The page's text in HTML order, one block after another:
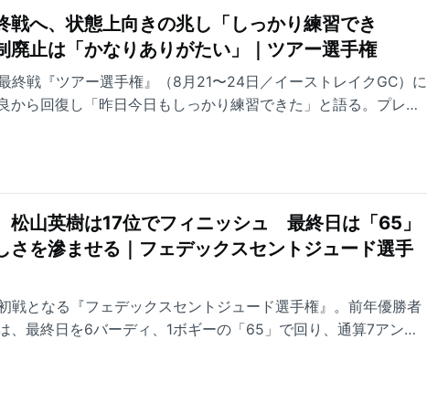
戦へ、状態上向きの兆し「しっかり練習でき
止は「かなりありがたい」｜ツアー選手権
終戦『ツアー選手権』（8月21〜24日／イーストレイクGC）に
から回復し「昨日今日もしっかり練習できた」と語る。プレー
ュード選手権17位タイ、第2戦BMW選手権は26位タイと踏みと
。頂点を見据え、通算11度目のイーストレイクに臨む。
松山英樹は17位でフィニッシュ 最終日は「65」
さを滲ませる｜フェデックスセントジュード選手
戦となる『フェデックスセントジュード選手権』。前年優勝者
、最終日を6バーディ、1ボギーの「65」で回り、通算7アンダ
合後の表情と言葉からは、もどかしさも垣間見えた松山。数日
BMWチャンピオンシップ」（14日～17日）に臨む。